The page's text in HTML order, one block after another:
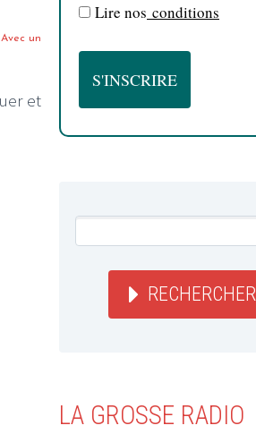
un
et
Lire nos conditions
RECHERCHER
LA GROSSE RADIO